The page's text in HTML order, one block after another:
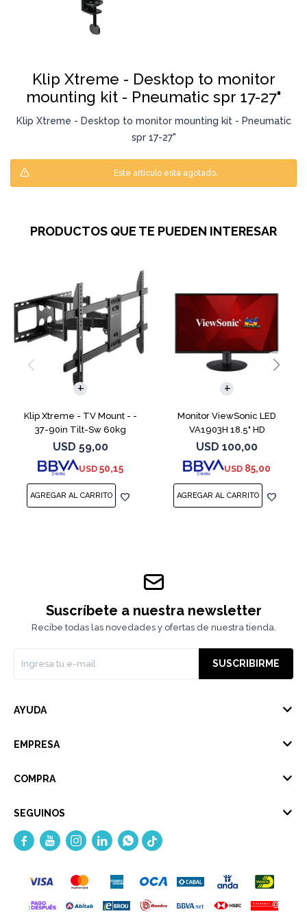
Klip Xtreme - Desktop to monitor
mounting kit - Pneumatic spr 17-27"
Klip Xtreme - Desktop to monitor mounting kit - Pneumatic
spr 17-27"
Este artículo está agotado.
PRODUCTOS QUE TE PUEDEN INTERESAR
Klip Xtreme - TV Mount - -
37-90in Tilt-Sw 60kg
USD 59,00
USD 50,15
Monitor ViewSonic LED
VA1903H 18.5" HD
USD 100,00
USD 85,00
Suscríbete a nuestra newsletter
Recibe todas las novedades y ofertas de nuestra tienda.
SUSCRIBIRME
AYUDA
EMPRESA
COMPRA
SEGUINOS
    